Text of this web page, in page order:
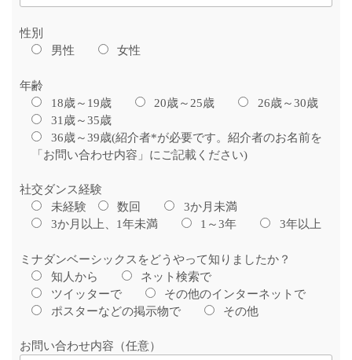
性別
男性
女性
年齢
18歳～19歳
20歳～25歳
26歳～30歳
31歳～35歳
36歳～39歳(紹介者*が必要です。紹介者のお名前を
「お問い合わせ内容」にご記載ください)
社交ダンス経験
未経験
数回
3か月未満
3か月以上、1年未満
1～3年 3年以上
ミナダンベーシックスをどうやって知りましたか？
知人から
ネット検索で
ツイッターで
その他のインターネットで
ポスターなどの掲示物で
その他
お問い合わせ内容（任意）